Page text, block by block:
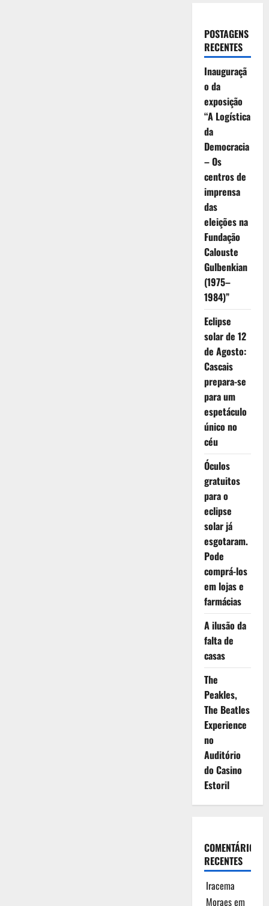
POSTAGENS
RECENTES
Inauguraçã
o da
exposição
“A Logística
da
Democracia
– Os
centros de
imprensa
das
eleições na
Fundação
Calouste
Gulbenkian
(1975–
1984)”
Eclipse
solar de 12
de Agosto:
Cascais
prepara-se
para um
espetáculo
único no
céu
Óculos
gratuitos
para o
eclipse
solar já
esgotaram.
Pode
comprá-los
em lojas e
farmácias
A ilusão da
falta de
casas
The
Peakles,
The Beatles
Experience
no
Auditório
do Casino
Estoril
COMENTÁRIOS
RECENTES
Iracema
Moraesem